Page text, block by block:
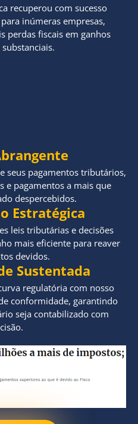
recuperou com sucesso
inúmeras empresas,
perdas fiscais em ganhos
seus pagamentos tributários,
e pagamentos a mais que
despercebidos.
Estratégica
leis tributárias e decisões
mais eficiente para reaver
devidos.
Sustentada
regulatória com nosso
conformidade, garantindo
seja contabilizado com